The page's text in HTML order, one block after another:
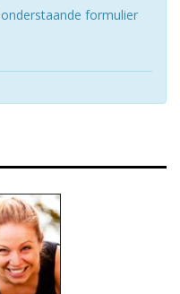
formulier